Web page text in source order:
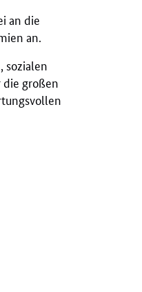
an die
an.
sozialen
großen